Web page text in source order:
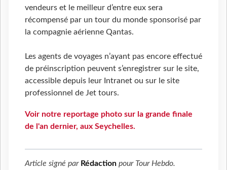
vendeurs et le meilleur d’entre eux sera
récompensé par un tour du monde sponsorisé par
la compagnie aérienne Qantas.
Les agents de voyages n’ayant pas encore effectué
de préinscription peuvent s’enregistrer sur le site,
accessible depuis leur Intranet ou sur le site
professionnel de Jet tours.
Voir notre reportage photo sur la grande finale
de l'an dernier, aux Seychelles.
Article signé par Rédaction pour Tour Hebdo.